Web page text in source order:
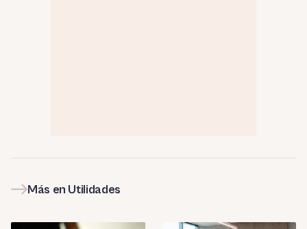
Más en Utilidades